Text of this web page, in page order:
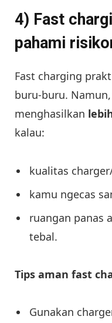
4) Fast
pahami
Fast charging
buru-buru.
menghasilkan
kalau:
kualitas
kamu ngecas
ruangan panas
tebal.
Tips aman fast
Gunakan